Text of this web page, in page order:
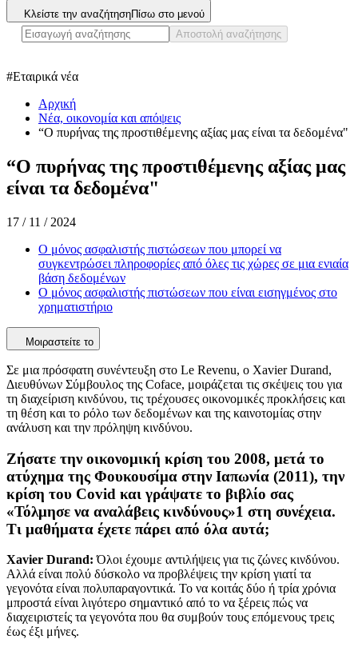
Κλείστε την αναζήτησηΠίσω στο μενού
Αποστολή αναζήτησης
#Εταιρικά νέα
Αρχική
Νέα, οικονομία και απόψεις
“Ο πυρήνας της προστιθέμενης αξίας μας είναι τα δεδομένα"
“Ο πυρήνας της προστιθέμενης αξίας μας
είναι τα δεδομένα"
17 / 11 / 2024
Ο μόνος ασφαλιστής πιστώσεων που μπορεί να
συγκεντρώσει πληροφορίες από όλες τις χώρες σε μια ενιαία
βάση δεδομένων
Ο μόνος ασφαλιστής πιστώσεων που είναι εισηγμένος στο
χρηματιστήριο
Μοιραστείτε το
Σε μια πρόσφατη συνέντευξη στο Le Revenu, ο Xavier Durand,
Διευθύνων Σύμβουλος της Coface, μοιράζεται τις σκέψεις του για
τη διαχείριση κινδύνου, τις τρέχουσες οικονομικές προκλήσεις και
τη θέση και το ρόλο των δεδομένων και της καινοτομίας στην
ανάλυση και την πρόληψη κινδύνου.
Ζήσατε την οικονομική κρίση του 2008, μετά το
ατύχημα της Φουκουσίμα στην Ιαπωνία (2011), την
κρίση του Covid και γράψατε το βιβλίο σας
«Τόλμησε να αναλάβεις κινδύνους»1 στη συνέχεια.
Τι μαθήματα έχετε πάρει από όλα αυτά;
Xavier Durand:Όλοι έχουμε αντιλήψεις για τις ζώνες κινδύνου.
Αλλά είναι πολύ δύσκολο να προβλέψεις την κρίση γιατί τα
γεγονότα είναι πολυπαραγοντικά. Το να κοιτάς δύο ή τρία χρόνια
μπροστά είναι λιγότερο σημαντικό από το να ξέρεις πώς να
διαχειριστείς τα γεγονότα που θα συμβούν τους επόμενους τρεις
έως έξι μήνες.